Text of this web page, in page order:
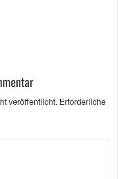
veröffentlicht. Erforderliche